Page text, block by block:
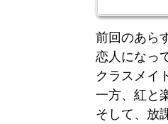
前回のあら
恋人になっ
クラスメイ
一方、紅と
そして、放